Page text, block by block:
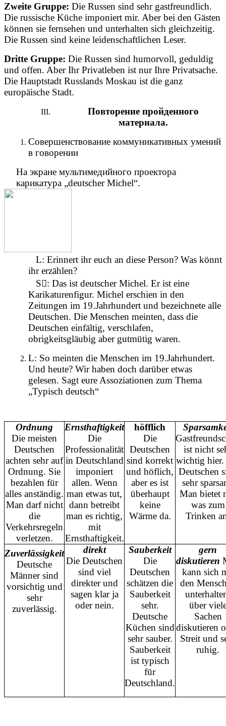
Zweite Gruppe: Die Russen sind sehr gastfreundlich.
Die russische Küche imponiert mir. Aber bei den Gästen
können sie fernsehen und unterhalten sich gleichzeitig.
Die Russen sind keine leidenschaftlichen Leser.
Dritte Gruppe: Die Russen sind humorvoll, geduldig
und offen. Aber Ihr Privatleben ist nur Ihre Privatsache.
Die Hauptstadt Russlands Moskau ist die ganz
europäische Stadt.
Повторение пройденного
материала.
Совершенствование коммуникативных умений
в говорении
На экране мультимедийного проектора
карикатура „deutscher Michel“.
L: Erinnert ihr euch an diese Person? Was könnt
ihr erzählen?
S: Das ist deutscher Michel. Er ist eine
Karikaturenfigur. Michel erschien in den
Zeitungen im 19.Jahrhundert und bezeichnete alle
Deutschen. Die Menschen meinten, dass die
Deutschen einfältig, verschlafen,
obrigkeitsgläubig aber gutmütig waren.
L: So meinten die Menschen im 19.Jahrhundert.
Und heute? Wir haben doch darüber etwas
gelesen. Sagt eure Assoziationen zum Thema
„Typisch deutsch“
Ordnung
Die meisten
Deutschen
achten sehr auf
Ordnung. Sie
bezahlen für
alles anständig.
Man darf nicht
die
Verkehrsregeln
verletzen.
Ernsthaftigkeit
Die
Professionalität
in Deutschland
imponiert
allen. Wenn
man etwas tut,
dann betreibt
man es richtig,
mit
Ernsthaftigkeit.
höfflich
Die
Deutschen
sind korrekt
und höflich,
aber es ist
überhaupt
keine
Wärme da.
ist nicht
wichtig hier.
Deutschen
sehr
Man bietet
was zum
Trinken
Zuverlässigkeit
Deutsche
Männer sind
vorsichtig und
sehr
zuverlässig.
direkt
Die Deutschen
sind viel
direkter und
sagen klar ja
oder nein.
Sauberkeit
Die
Deutschen
schätzen die
Sauberkeit
sehr.
Deutsche
Küchen sind
sehr sauber.
Sauberkeit
ist typisch
für
Deutschland.
gern
diskutieren
kann sich
den
über
Sachen
diskutieren
Streit und
ruhig.